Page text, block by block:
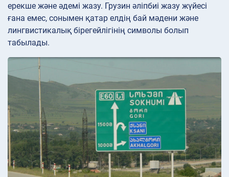
ерекше және әдемі жазу. Грузин әліпбиі жазу жүйесі
ғана емес, сонымен қатар елдің бай мәдени және
лингвистикалық бірегейлігінің символы болып
табылады.